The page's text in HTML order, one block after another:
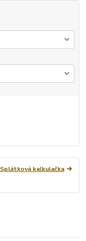
Splátková kalkulačka